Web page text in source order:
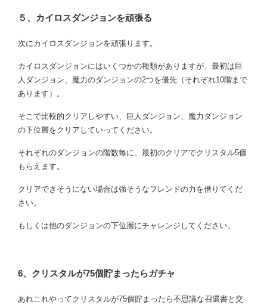
５、カイロスダンジョンを頑張る
次にカイロスダンジョンを頑張ります。
カイロスダンジョンにはいくつかの種類がありますが、最初は巨
人ダンジョン、魔力のダンジョンの2つを優先（それぞれ10階まで
あります）。
そこで比較的クリアしやすい、巨人ダンジョン、魔力ダンジョン
の下位層をクリアしていってください。
それぞれのダンジョンの階数毎に、最初のクリアでクリスタル5個
もらえます。
クリアできそうにない場合は強そうなフレンドの力を借りてくだ
さい。
もしくは他のダンジョンの下位層にチャレンジしてください。
6、クリスタルが75個貯まったらガチャ
あれこれやってクリスタルが75個貯まったら不思議な召還書と交